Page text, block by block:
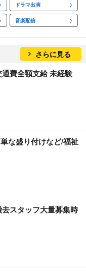
ドラマ出演
音楽配信
さらに見る
費全額支給 未経験
な盛り付けなど/福祉
スタッフ大量募集時